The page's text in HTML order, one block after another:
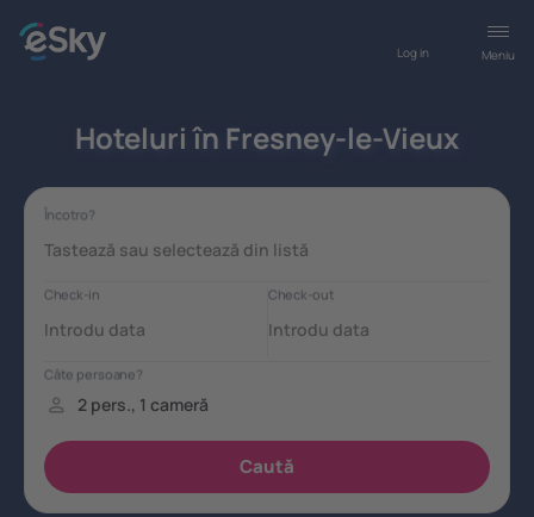
Meniu
Log in
Hoteluri în Fresney-le-Vieux